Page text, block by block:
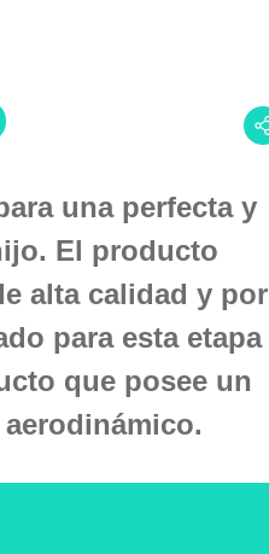
una perfecta y
El producto
alta calidad y por
para esta etapa
que posee un